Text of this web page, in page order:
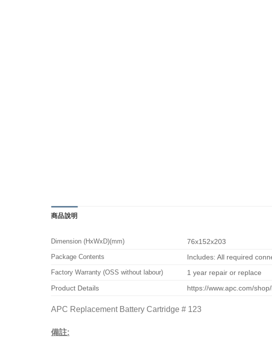
商品說明
Dimension (HxWxD)(mm) 76x152x203
Package Contents Includes: All required
Factory Warranty (OSS without labour)
1 year repair or replace
Product Details
https://www.apc.com/
APC Replacement Battery Cartridge # 123
備註: